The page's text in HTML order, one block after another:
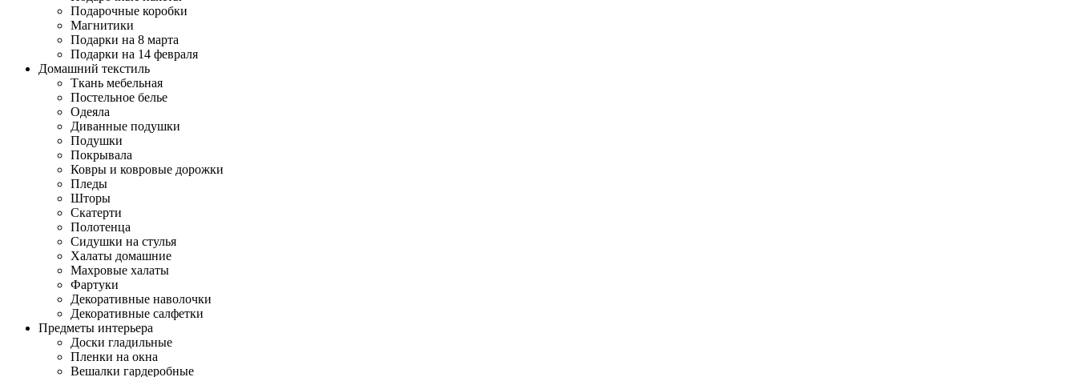
Подарочные коробки
Магнитики
Подарки на 8 марта
Подарки на 14 февраля
Домашний текстиль
Ткань мебельная
Постельное белье
Одеяла
Диванные подушки
Подушки
Покрывала
Ковры и ковровые дорожки
Пледы
Шторы
Скатерти
Полотенца
Сидушки на стулья
Халаты домашние
Махровые халаты
Фартуки
Декоративные наволочки
Декоративные салфетки
Предметы интерьера
Доски гладильные
Пленки на окна
Вешалки гардеробные